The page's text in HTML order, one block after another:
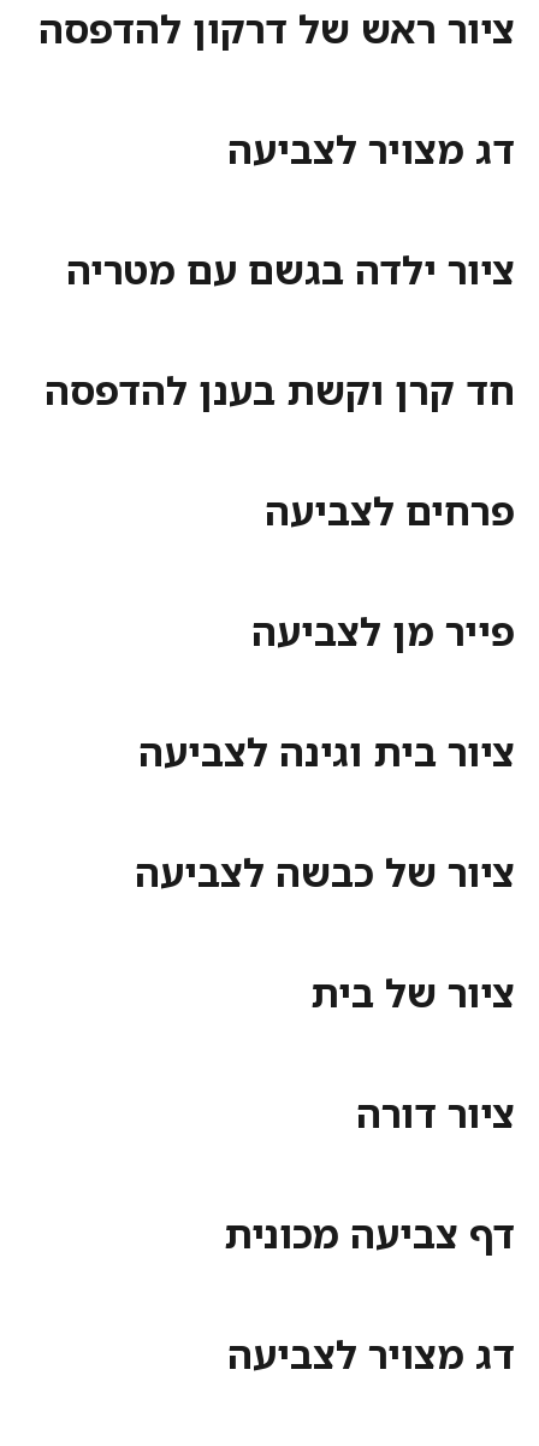
ראש של דרקון להדפסה
לצביעה
ילדה בגשם עם מטריה
וקשת בענן להדפסה
לצביעה
מן לצביעה
בית וגינה לצביעה
של כבשה לצביעה
של בית
מכונית
לצביעה